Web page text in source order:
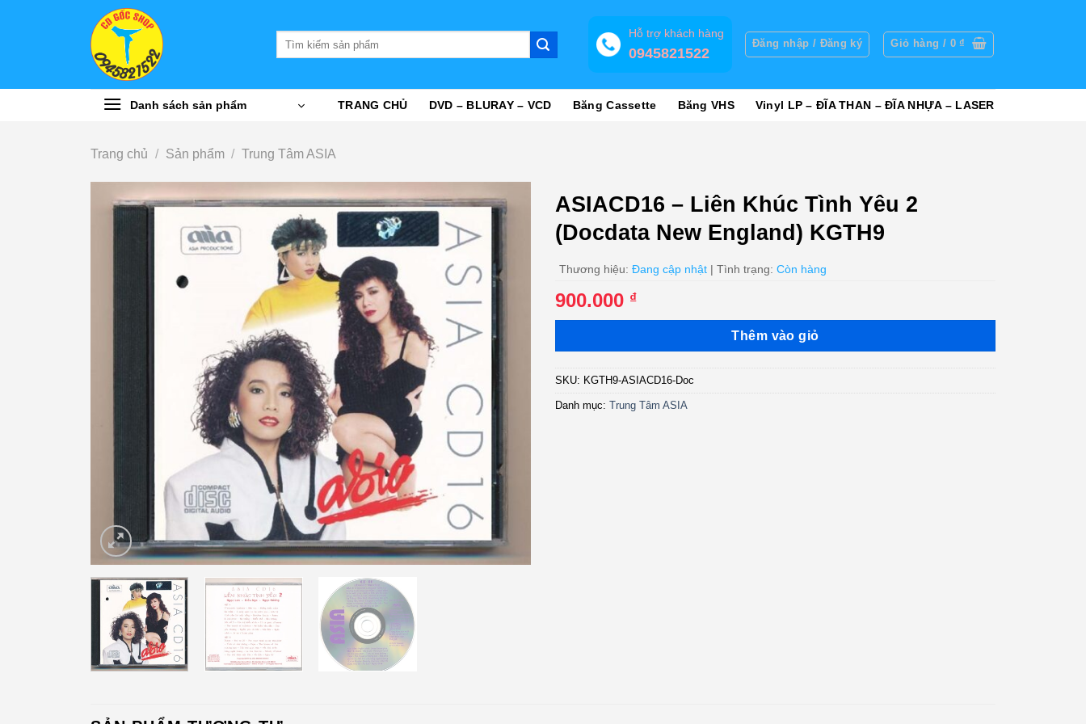
Hỗ trợ khách hàng
0945821522
Đăng nhập / Đăng ký Giỏ hàng / 0₫
Danh sách sản phẩm TRANG CHỦ DVD – BLURAY – VCD Băng Cassette Băng VHS Vinyl LP – ĐĨA THAN – ĐĨA NHỰA – LASER
Trang chủ / Sản phẩm / Trung Tâm ASIA
ASIACD16 – Liên Khúc Tình Yêu 2
(Docdata New England) KGTH9
Thương hiệu: Đang cập nhật | Tình trạng: Còn hàng
900.000 ₫
Thêm vào giỏ
SKU: KGTH9-ASIACD16-Doc
Danh mục: Trung Tâm ASIA